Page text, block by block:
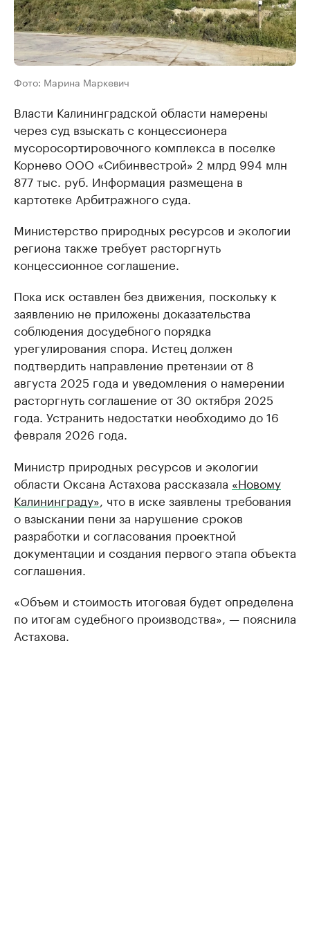
Фото: Марина Маркевич
Власти Калининградской области намерены
через суд взыскать с концессионера
мусоросортировочного комплекса в поселке
Корнево ООО «Сибинвестрой» 2 млрд 994 млн
877 тыс. руб. Информация размещена в
картотеке Арбитражного суда.
Министерство природных ресурсов и экологии
региона также требует расторгнуть
концессионное соглашение.
Пока иск оставлен без движения, поскольку к
заявлению не приложены доказательства
соблюдения досудебного порядка
урегулирования спора. Истец должен
подтвердить направление претензии от 8
августа 2025 года и уведомления о намерении
расторгнуть соглашение от 30 октября 2025
года. Устранить недостатки необходимо до 16
февраля 2026 года.
Министр природных ресурсов и экологии
области Оксана Астахова рассказала «Новому
Калининграду» , что в иске заявлены требования
о взыскании пени за нарушение сроков
разработки и согласования проектной
документации и создания первого этапа объекта
соглашения.
«Объем и стоимость итоговая будет определена
по итогам судебного производства», — пояснила
Астахова.